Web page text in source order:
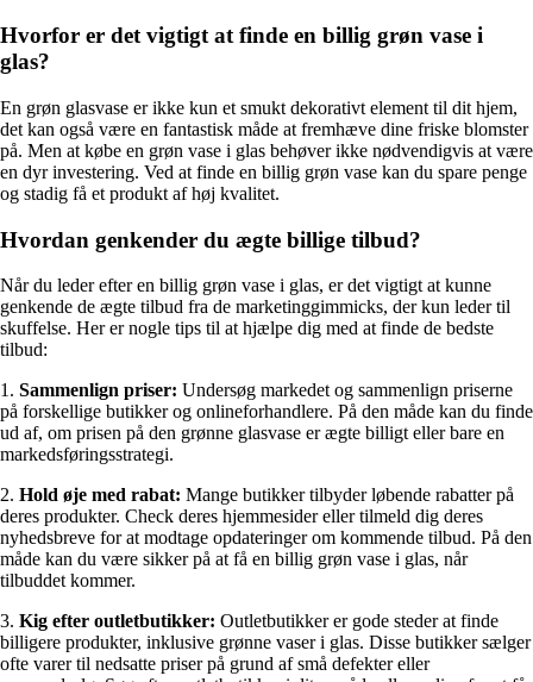
Hvorfor er det vigtigt at finde en billig grøn vase i
glas?
En grøn glasvase er ikke kun et smukt dekorativt element til dit hjem,
det kan også være en fantastisk måde at fremhæve dine friske blomster
på. Men at købe en grøn vase i glas behøver ikke nødvendigvis at være
en dyr investering. Ved at finde en billig grøn vase kan du spare penge
og stadig få et produkt af høj kvalitet.
Hvordan genkender du ægte billige tilbud?
Når du leder efter en billig grøn vase i glas, er det vigtigt at kunne
genkende de ægte tilbud fra de marketinggimmicks, der kun leder til
skuffelse. Her er nogle tips til at hjælpe dig med at finde de bedste
tilbud:
1. Sammenlign priser: Undersøg markedet og sammenlign priserne
på forskellige butikker og onlineforhandlere. På den måde kan du finde
ud af, om prisen på den grønne glasvase er ægte billigt eller bare en
markedsføringsstrategi.
2. Hold øje med rabat: Mange butikker tilbyder løbende rabatter på
deres produkter. Check deres hjemmesider eller tilmeld dig deres
nyhedsbreve for at modtage opdateringer om kommende tilbud. På den
måde kan du være sikker på at få en billig grøn vase i glas, når
tilbuddet kommer.
3. Kig efter outletbutikker: Outletbutikker er gode steder at finde
billigere produkter, inklusive grønne vaser i glas. Disse butikker sælger
ofte varer til nedsatte priser på grund af små defekter eller